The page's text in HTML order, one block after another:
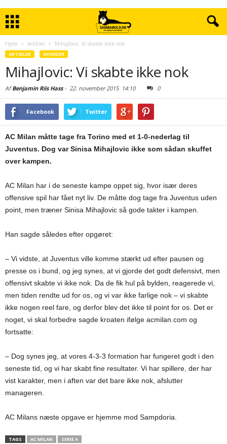
Hjem Artikler Mihajlovic: Vi skabte ikke nok
ARTIKLER NYHEDER
Mihajlovic: Vi skabte ikke nok
AfBenjamin Riis Hass- 22. november 201514:10 0
Facebook Twitter
AC Milan måtte tage fra Torino med et 1-0-nederlag til
Juventus. Dog var Sinisa Mihajlovic ikke som sådan skuffet
over kampen.
AC Milan har i de seneste kampe oppet sig, hvor især deres
offensive spil har fået nyt liv. De måtte dog tage fra Juventus uden
point, men træner Sinisa Mihajlovic så gode takter i kampen.
Han sagde således efter opgøret:
– Vi vidste, at Juventus ville komme stærkt ud efter pausen og
presse os i bund, og jeg synes, at vi gjorde det godt defensivt, men
offensivt skabte vi ikke nok. Da de fik hul på bylden, reagerede vi,
men tiden rendte ud for os, og vi var ikke farlige nok – vi skabte
ikke nogen reel fare, og derfor blev det ikke til point for os. Det er
noget, vi skal forbedre sagde kroaten ifølge acmilan.com og
fortsatte:
– Dog synes jeg, at vores 4-3-3 formation har fungeret godt i den
seneste tid, og vi har skabt fine resultater. Vi har spillere, der har
vist karakter, men i aften var det bare ikke nok, afslutter
manageren.
AC Milans næste opgave er hjemme mod Sampdoria.
TAGS AC MILAN SERIE A